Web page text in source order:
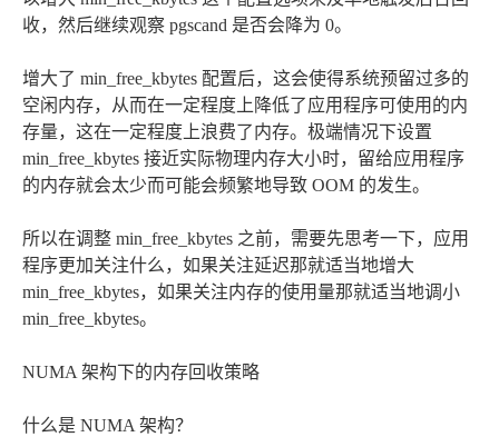
收，然后继续观察 pgscand 是否会降为 0。
增大了 min_free_kbytes 配置后，这会使得系统预留过多的
空闲内存，从而在一定程度上降低了应用程序可使用的内
存量，这在一定程度上浪费了内存。极端情况下设置
min_free_kbytes 接近实际物理内存大小时，留给应用程序
的内存就会太少而可能会频繁地导致 OOM 的发生。
所以在调整 min_free_kbytes 之前，需要先思考一下，应用
程序更加关注什么，如果关注延迟那就适当地增大
min_free_kbytes，如果关注内存的使用量那就适当地调小
min_free_kbytes。
NUMA 架构下的内存回收策略
什么是 NUMA 架构？